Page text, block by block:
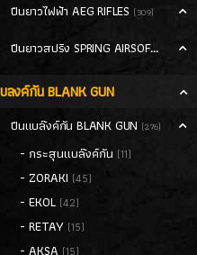
ปืนยาวไฟฟ้า AEG RIFLES (309)
ปืนยาวสปริง SPRING AIRSOFT RIFLES
ลงค์กัน BLANK GUN
ปืนแบล๊งค์กัน BLANK GUN (276)
- กระสุนแบล๊งค์กัน (11)
- ZORAKI (45)
- EKOL (42)
- RETAY (15)
- AKSA (15)